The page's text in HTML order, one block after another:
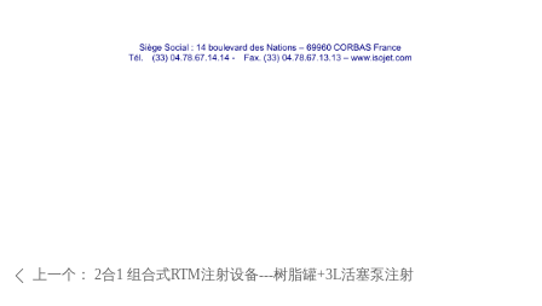
ꄴ 上一个： 2合1 组合式RTM注射设备---树脂罐+3L活塞泵注射